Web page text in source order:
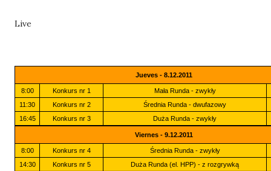
Live
Jueves - 8.12.2011
8:00 Konkurs nr 1
Mała Runda - zwykły
11:30
Konkurs nr 2
Średnia Runda - dwufazowy
16:45
Konkurs nr 3 Duża Runda - zwykły
Viernes - 9.12.2011
8:00 Konkurs nr 4
Średnia Runda - zwykły
14:30
Konkurs nr 5
Duża Runda (el. HPP) - z rozgrywką